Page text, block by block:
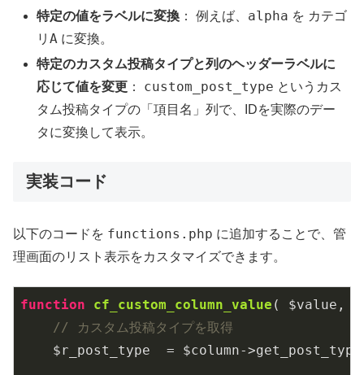
特定の値をラベルに変換 ： 例えば、 alpha を カテゴ
リA に変換。
特定のカスタム投稿タイプと列のヘッダーラベルに
応じて値を変更 ： custom_post_type というカス
タム投稿タイプの「項目名」列で、IDを実際のデー
タに変換して表示。
実装コード
以下のコードを functions.php に追加することで、管
理画面のリスト表示をカスタマイズできます。
function cf_custom_column_value ( $value,
// カスタム投稿タイプを取得
$r_post_type  = $column-